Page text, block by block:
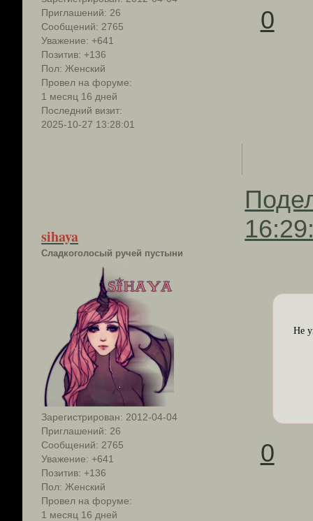
Приглашений: 26
Сообщений: 2765
Уважение: +641
Позитив: +136
Пол: Женский
Провел на форуме:
1 месяц 16 дней
Последний визит:
2025-10-27 13:28:01
0
sihaya
Сладкоголосый ручей пустыни
Зарегистрирован: 2012-04-04
Приглашений: 26
Сообщений: 2765
Уважение: +641
Позитив: +136
Пол: Женский
Провел на форуме:
1 месяц 16 дней
Не
0